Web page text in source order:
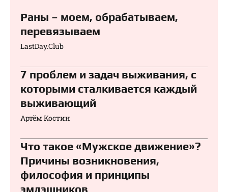
Раны – моем, обрабатываем,
перевязываем⁠⁠
LastDay.Club
7 проблем и задач выживания, с
которыми сталкивается каждый
выживающий
Артём Костин
Что такое «Мужское движение»?
Причины возникновения,
философия и принципы
эмдэшников